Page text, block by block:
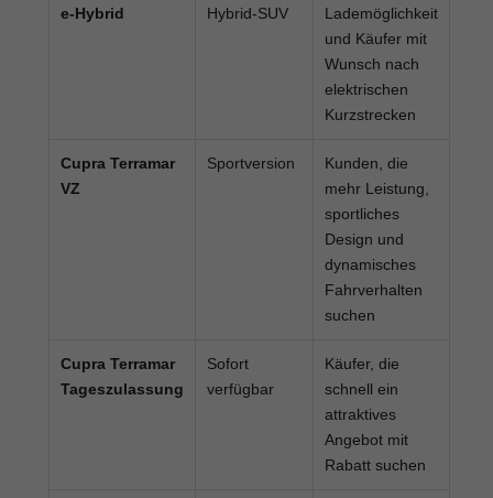
e-Hybrid
Hybrid-SUV
Lademöglichkeit
und Käufer mit
Wunsch nach
elektrischen
Kurzstrecken
Cupra Terramar
VZ
Sportversion
Kunden, die
mehr Leistung,
sportliches
Design und
dynamisches
Fahrverhalten
suchen
Cupra Terramar
Tageszulassung
Sofort
verfügbar
Käufer, die
schnell ein
attraktives
Angebot mit
Rabatt suchen